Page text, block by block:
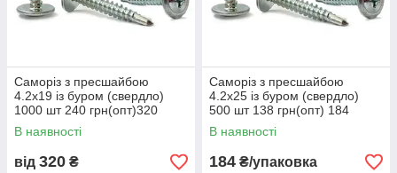
Саморіз з пресшайбою
4.2х19 із буром (свердло)
1000 шт 240 грн(опт)320
грн(розд)
В наявності
від 320 ₴
Саморіз з пресшайбою
4.2х25 із буром (свердло)
500 шт 138 грн(опт) 184
грн(розд)
В наявності
184 ₴/упаковка